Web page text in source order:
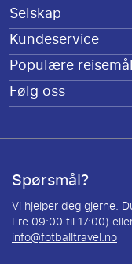
Selskap
Kundeservice
Populære reisemål
Følg oss
Spørsmål?
Vi hjelper deg gjerne.
Fre 09:00 til 17:00)
info@fotballtravel.no